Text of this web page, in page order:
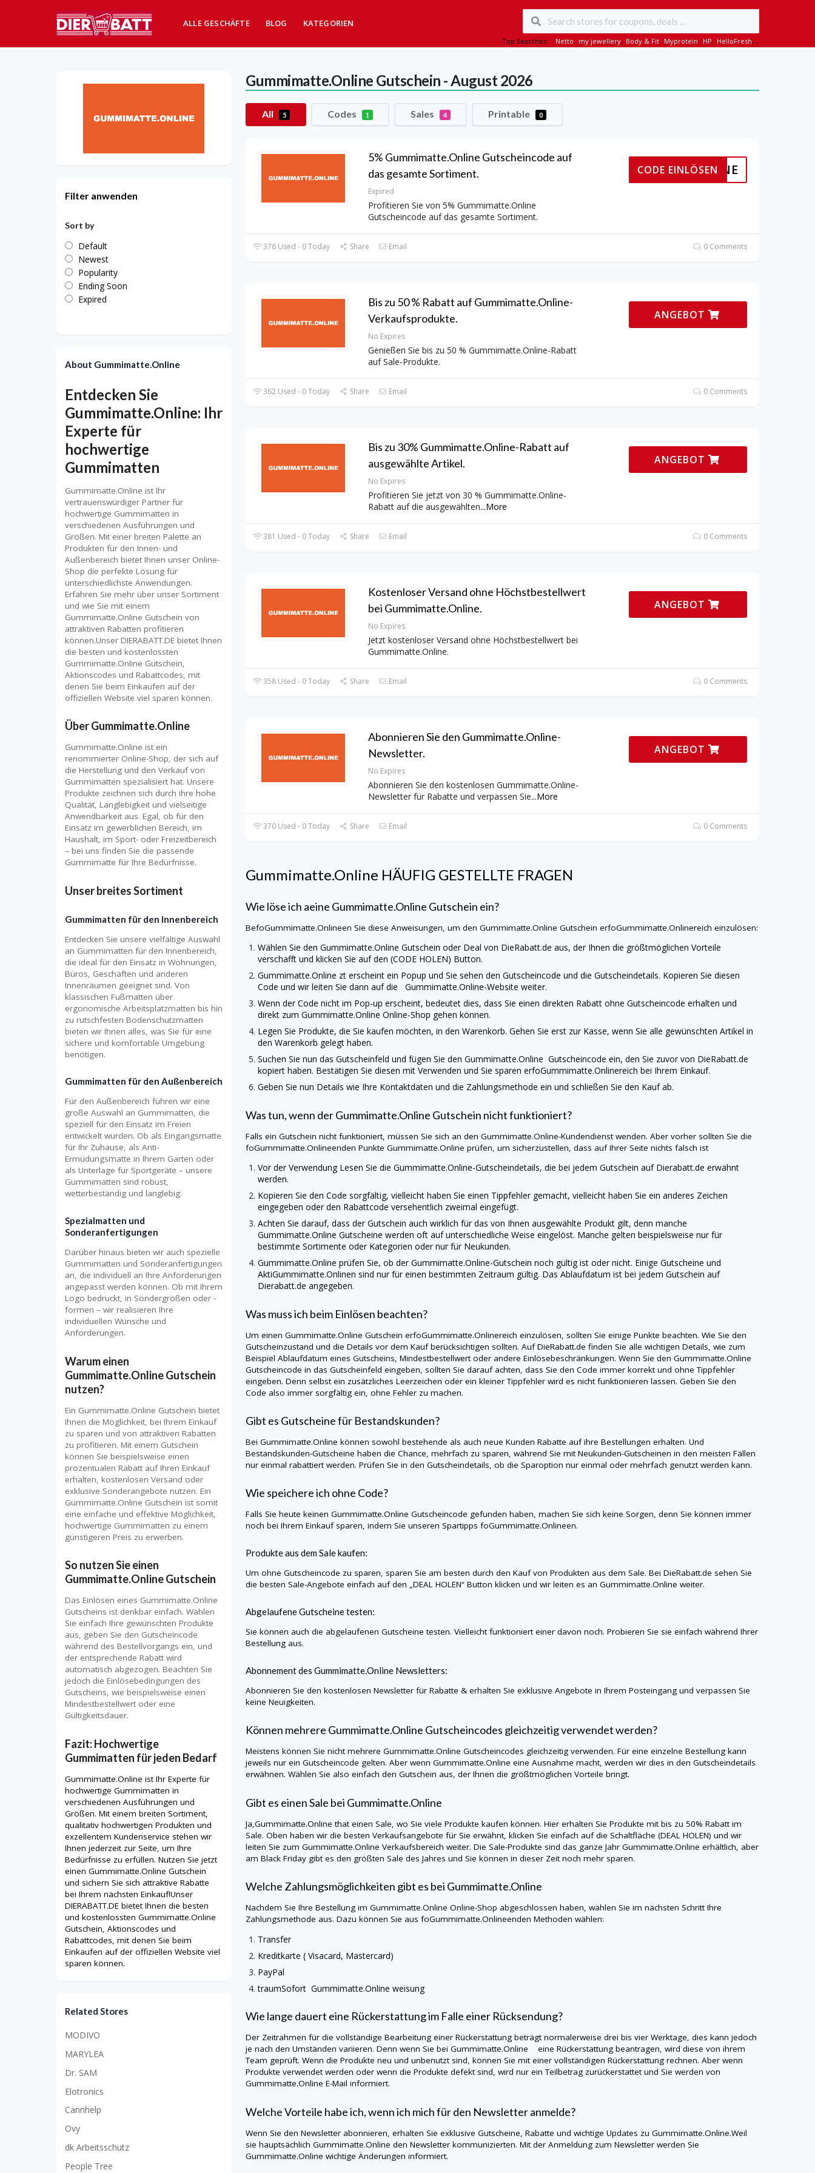
ALLE GESCHÄFTE BLOG KATEGORIEN
Top Searches: Netto, my jewellery, Body & Fit, Myprotein, HP, HelloFresh,...
Gummimatte.Online Gutschein - August 2026
All 5 Codes 1 Sales 4 Printable 0
5% Gummimatte.Online Gutscheincode auf
das gesamte Sortiment.
Expired
Profitieren Sie von 5% Gummimatte.Online
Gutscheincode auf das gesamte Sortiment.
TEONLINE
CODE EINLÖSEN
376 Used - 0 Today Share Email 0 Comments
Bis zu 50 % Rabatt auf Gummimatte.Online-
Verkaufsprodukte.
No Expires
Genießen Sie bis zu 50 % Gummimatte.Online-Rabatt
auf Sale-Produkte.
ANGEBOT
362 Used - 0 Today Share Email 0 Comments
Bis zu 30% Gummimatte.Online-Rabatt auf
ausgewählte Artikel.
No Expires
Profitieren Sie jetzt von 30 % Gummimatte.Online-
Rabatt auf die ausgewählten...More
ANGEBOT
381 Used - 0 Today Share Email 0 Comments
Kostenloser Versand ohne Höchstbestellwert
bei Gummimatte.Online.
No Expires
Jetzt kostenloser Versand ohne Höchstbestellwert bei
Gummimatte.Online.
ANGEBOT
358 Used - 0 Today Share Email 0 Comments
Abonnieren Sie den Gummimatte.Online-
Newsletter.
No Expires
Abonnieren Sie den kostenlosen Gummimatte.Online-
Newsletter für Rabatte und verpassen Sie...More
ANGEBOT
370 Used - 0 Today Share Email 0 Comments
Gummimatte.Online HÄUFIG GESTELLTE FRAGEN
Wie löse ich aeine Gummimatte.Online Gutschein ein?
BefoGummimatte.Onlineen Sie diese Anweisungen, um denGummimatte.OnlineGutschein erfoGummimatte.Onlinereich einzulösen:
Wählen Sie denGummimatte.OnlineGutschein oder Deal von DieRabatt.de aus, der Ihnen die größtmöglichen Vorteile
verschafft und klicken Sie auf den (CODE HOLEN) Button.
Gummimatte.Online zt erscheint ein Popup und Sie sehen den Gutscheincode und die Gutscheindetails. Kopieren Sie diesen
Code und wir leiten Sie dann auf dieGummimatte.Online-Website weiter.
Wenn der Code nicht im Pop-up erscheint, bedeutet dies, dass Sie einen direkten Rabatt ohne Gutscheincode erhalten und
direkt zumGummimatte.OnlineOnline-Shop gehen können.
Legen Sie Produkte, die Sie kaufen möchten, in den Warenkorb. Gehen Sie erst zur Kasse, wenn Sie alle gewünschten Artikel in
den Warenkorb gelegt haben.
Suchen Sie nun das Gutscheinfeld und fügen Sie denGummimatte.OnlineGutscheincode ein, den Sie zuvor von DieRabatt.de
kopiert haben. Bestätigen Sie diesen mit Verwenden und Sie sparen erfoGummimatte.Onlinereich bei Ihrem Einkauf.
Geben Sie nun Details wie Ihre Kontaktdaten und die Zahlungsmethode ein und schließen Sie den Kauf ab.
Was tun, wenn derGummimatte.Online Gutschein nicht funktioniert?
Falls ein Gutschein nicht funktioniert, müssen Sie sich an denGummimatte.Online-Kundendienst wenden. Aber vorher sollten Sie die
foGummimatte.Onlineenden PunkteGummimatte.Onlineprüfen, um sicherzustellen, dass auf Ihrer Seite nichts falsch ist
Vor der Verwendung Lesen Sie dieGummimatte.Online-Gutscheindetails, die bei jedem Gutschein aufDierabatt.de erwähnt
werden.
Kopieren Sie den Code sorgfältig, vielleicht haben Sie einen Tippfehler gemacht, vielleicht haben Sie ein anderes Zeichen
eingegeben oder den Rabattcode versehentlich zweimal eingefügt.
Achten Sie darauf, dass der Gutschein auch wirklich für das von Ihnen ausgewählte Produkt gilt, denn manche
Gummimatte.OnlineGutscheine werden oft auf unterschiedliche Weise eingelöst. Manche gelten beispielsweise nur für
bestimmte Sortimente oder Kategorien oder nur für Neukunden.
Gummimatte.Onlineprüfen Sie, ob derGummimatte.Online-Gutschein noch gültig ist oder nicht. Einige Gutscheine und
AktiGummimatte.Onlinen sind nur für einen bestimmten Zeitraum gültig. Das Ablaufdatum ist bei jedem Gutschein auf
Dierabatt.de angegeben.
Was muss ich beim Einlösen beachten?
Um einenGummimatte.OnlineGutschein erfoGummimatte.Onlinereich einzulösen, sollten Sie einige Punkte beachten. Wie Sie den
Gutscheinzustand und die Details vor dem Kauf berücksichtigen sollten. AufDieRabatt.de finden Sie alle wichtigen Details, wie zum
Beispiel Ablaufdatum eines Gutscheins, Mindestbestellwert oder andere Einlösebeschränkungen. Wenn Sie denGummimatte.Online
Gutscheincode in das Gutscheinfeld eingeben, sollten Sie darauf achten, dass Sie den Code immer korrekt und ohne Tippfehler
eingeben. Denn selbst ein zusätzliches Leerzeichen oder ein kleiner Tippfehler wird es nicht funktionieren lassen. Geben Sie den
Code also immer sorgfältig ein, ohne Fehler zu machen.
Gibt es Gutscheine für Bestandskunden?
BeiGummimatte.Onlinekönnen sowohl bestehende als auch neue Kunden Rabatte auf ihre Bestellungen erhalten. Und
Bestandskunden-Gutscheine haben die Chance, mehrfach zu sparen, während Sie mit Neukunden-Gutscheinen in den meisten Fällen
nur einmal rabattiert werden. Prüfen Sie in den Gutscheindetails, ob die Sparoption nur einmal oder mehrfach genutzt werden kann.
Wie speichere ich ohne Code?
Falls Sie heute keinenGummimatte.OnlineGutscheincode gefunden haben, machen Sie sich keine Sorgen, denn Sie können immer
noch bei Ihrem Einkauf sparen, indem Sie unseren Spartipps foGummimatte.Onlineen.
Produkte aus dem Sale kaufen:
Um ohne Gutscheincode zu sparen, sparen Sie am besten durch den Kauf von Produkten aus dem Sale. Bei DieRabatt.de sehen Sie
die besten Sale-Angebote einfach auf den „DEAL HOLEN“ Button klicken und wir leiten es anGummimatte.Onlineweiter.
Abgelaufene Gutscheine testen:
Sie können auch die abgelaufenen Gutscheine testen. Vielleicht funktioniert einer davon noch. Probieren Sie sie einfach während Ihrer
Bestellung aus.
Abonnement desGummimatte.Online Newsletters:
Abonnieren Sie den kostenlosen Newsletter für Rabatte & erhalten Sie exklusive Angebote in Ihrem Posteingang und verpassen Sie
keine Neuigkeiten.
Können mehrere Gummimatte.Online Gutscheincodes gleichzeitig verwendet werden?
Meistens können Sie nicht mehrereGummimatte.OnlineGutscheincodes gleichzeitig verwenden. Für eine einzelne Bestellung kann
jeweils nur ein Gutscheincode gelten. Aber wennGummimatte.Onlineeine Ausnahme macht, werden wir dies in den Gutscheindetails
erwähnen. Wählen Sie also einfach den Gutschein aus, der Ihnen die größtmöglichen Vorteile bringt.
Gibt es einen Sale bei Gummimatte.Online
Ja,Gummimatte.Onlinethat einen Sale, wo Sie viele Produkte kaufen können. Hier erhalten Sie Produkte mit bis zu 50% Rabatt im
Sale. Oben haben wir die besten Verkaufsangebote für Sie erwähnt, klicken Sie einfach auf die Schaltfläche (DEAL HOLEN) und wir
leiten Sie zumGummimatte.OnlineVerkaufsbereich weiter. Die Sale-Produkte sind das ganze JahrGummimatte.Onlineerhältlich, aber
am Black Friday gibt es den größten Sale des Jahres und Sie können in dieser Zeit noch mehr sparen.
Welche Zahlungsmöglichkeiten gibt es bei Gummimatte.Online
Nachdem Sie Ihre Bestellung imGummimatte.OnlineOnline-Shop abgeschlossen haben, wählen Sie im nächsten Schritt Ihre
Zahlungsmethode aus. Dazu können Sie aus foGummimatte.Onlineenden Methoden wählen:
Transfer
Kreditkarte (Visacard, Mastercard)
PayPal
traumSofortGummimatte.Onlineweisung
Wie lange dauert eine Rückerstattung im Falle einer Rücksendung?
Der Zeitrahmen für die vollständige Bearbeitung einer Rückerstattung beträgt normalerweise drei bis vier Werktage, dies kann jedoch
je nach den Umständen variieren. Denn wenn Sie bei Gummimatte.Online eine Rückerstattung beantragen, wird diese von ihrem
Team geprüft. Wenn die Produkte neu und unbenutzt sind, können Sie mit einer vollständigen Rückerstattung rechnen. Aber wenn
Produkte verwendet werden oder wenn die Produkte defekt sind, wird nur ein Teilbetrag zurückerstattet und Sie werden von
Gummimatte.OnlineE-Mail informiert.
Welche Vorteile habe ich, wenn ich mich für den Newsletter anmelde?
Wenn Sie den Newsletter abonnieren, erhalten Sie exklusive Gutscheine, Rabatte und wichtige Updates zuGummimatte.Online.Weil
sie hauptsächlichGummimatte.Onlineden Newsletter kommunizierten. Mit der Anmeldung zum Newsletter werden Sie
Gummimatte.Onlinewichtige Änderungen informiert.
Filter anwenden
Sort by
Default
Newest
Popularity
Ending Soon
Expired
About Gummimatte.Online
Entdecken Sie
Gummimatte.Online: Ihr
Experte für
hochwertige
Gummimatten
Gummimatte.Online ist Ihr
vertrauenswürdiger Partner für
hochwertige Gummimatten in
verschiedenen Ausführungen und
Größen. Mit einer breiten Palette an
Produkten für den Innen- und
Außenbereich bietet Ihnen unser Online-
Shop die perfekte Lösung für
unterschiedlichste Anwendungen.
Erfahren Sie mehr über unser Sortiment
und wie Sie mit einem
Gummimatte.Online Gutschein von
attraktiven Rabatten profitieren
können.Unser DIERABATT.DE bietet Ihnen
die besten und kostenlossten
Gummimatte.Online Gutschein,
Aktionscodes und Rabattcodes, mit
denen Sie beim Einkaufen auf der
offiziellen Website viel sparen können.
Über Gummimatte.Online
Gummimatte.Online ist ein
renommierter Online-Shop, der sich auf
die Herstellung und den Verkauf von
Gummimatten spezialisiert hat. Unsere
Produkte zeichnen sich durch ihre hohe
Qualität, Langlebigkeit und vielseitige
Anwendbarkeit aus. Egal, ob für den
Einsatz im gewerblichen Bereich, im
Haushalt, im Sport- oder Freizeitbereich
– bei uns finden Sie die passende
Gummimatte für Ihre Bedürfnisse.
Unser breites Sortiment
Gummimatten für den Innenbereich
Entdecken Sie unsere vielfältige Auswahl
an Gummimatten für den Innenbereich,
die ideal für den Einsatz in Wohnungen,
Büros, Geschäften und anderen
Innenräumen geeignet sind. Von
klassischen Fußmatten über
ergonomische Arbeitsplatzmatten bis hin
zu rutschfesten Bodenschutzmatten
bieten wir Ihnen alles, was Sie für eine
sichere und komfortable Umgebung
benötigen.
Gummimatten für den Außenbereich
Für den Außenbereich führen wir eine
große Auswahl an Gummimatten, die
speziell für den Einsatz im Freien
entwickelt wurden. Ob als Eingangsmatte
für Ihr Zuhause, als Anti-
Ermüdungsmatte in Ihrem Garten oder
als Unterlage für Sportgeräte – unsere
Gummimatten sind robust,
wetterbeständig und langlebig.
Spezialmatten und
Sonderanfertigungen
Darüber hinaus bieten wir auch spezielle
Gummimatten und Sonderanfertigungen
an, die individuell an Ihre Anforderungen
angepasst werden können. Ob mit Ihrem
Logo bedruckt, in Sondergrößen oder -
formen – wir realisieren Ihre
individuellen Wünsche und
Anforderungen.
Warum einen
Gummimatte.Online Gutschein
nutzen?
Ein Gummimatte.Online Gutschein bietet
Ihnen die Möglichkeit, bei Ihrem Einkauf
zu sparen und von attraktiven Rabatten
zu profitieren. Mit einem Gutschein
können Sie beispielsweise einen
prozentualen Rabatt auf Ihren Einkauf
erhalten, kostenlosen Versand oder
exklusive Sonderangebote nutzen. Ein
Gummimatte.Online Gutschein ist somit
eine einfache und effektive Möglichkeit,
hochwertige Gummimatten zu einem
günstigeren Preis zu erwerben.
So nutzen Sie einen
Gummimatte.Online Gutschein
Das Einlösen eines Gummimatte.Online
Gutscheins ist denkbar einfach. Wählen
Sie einfach Ihre gewünschten Produkte
aus, geben Sie den Gutscheincode
während des Bestellvorgangs ein, und
der entsprechende Rabatt wird
automatisch abgezogen. Beachten Sie
jedoch die Einlösebedingungen des
Gutscheins, wie beispielsweise einen
Mindestbestellwert oder eine
Gültigkeitsdauer.
Fazit: Hochwertige
Gummimatten für jeden Bedarf
Gummimatte.Online ist Ihr Experte für
hochwertige Gummimatten in
verschiedenen Ausführungen und
Größen. Mit einem breiten Sortiment,
qualitativ hochwertigen Produkten und
exzellentem Kundenservice stehen wir
Ihnen jederzeit zur Seite, um Ihre
Bedürfnisse zu erfüllen. Nutzen Sie jetzt
einen Gummimatte.Online Gutschein
und sichern Sie sich attraktive Rabatte
bei Ihrem nächsten Einkauf!Unser
DIERABATT.DE bietet Ihnen die besten
und kostenlossten Gummimatte.Online
Gutschein, Aktionscodes und
Rabattcodes, mit denen Sie beim
Einkaufen auf der offiziellen Website viel
sparen können.
Related Stores
MODIVO
MARYLEA
Dr. SAM
Elotronics
Cannhelp
Ovy
dk Arbeitsschutz
People Tree